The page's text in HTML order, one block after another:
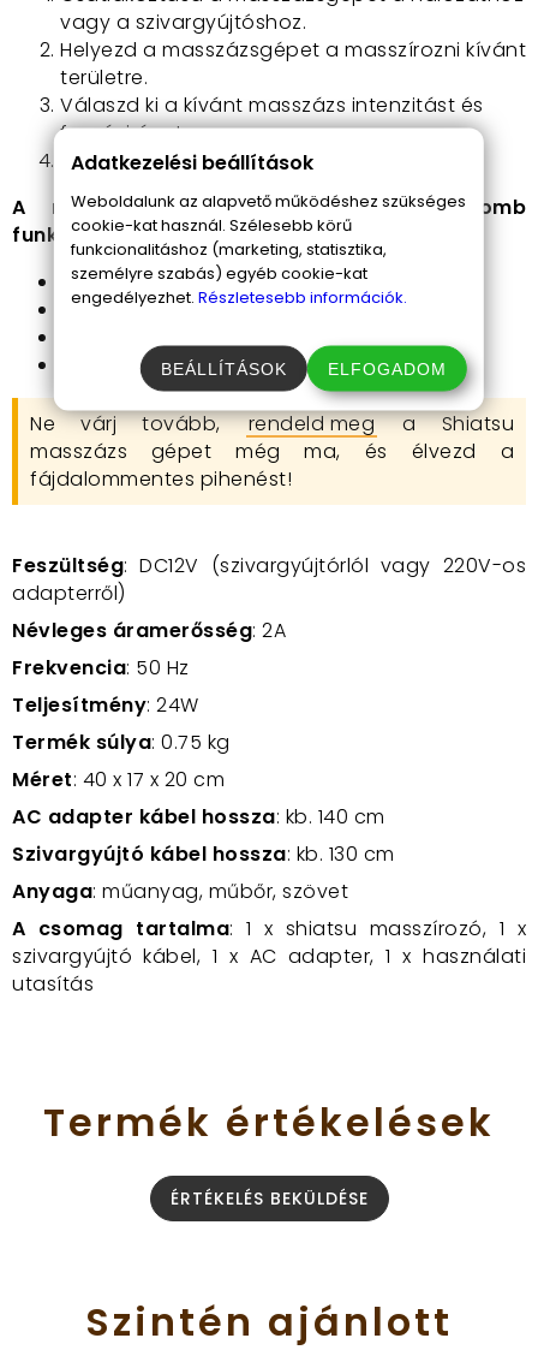
vagy a szivargyújtóshoz.
Helyezd a masszázsgépet a masszírozni kívánt
területre.
Válaszd ki a kívánt masszázs intenzitást és
forgásirányt.
Dőlj hátra, és élvezd a masszázst!
A masszírozó oldalán található 4 gomb
funkciója:
Masszírozógép be- és kikapcsolása
Masszázs sebességének megváltoztatása
Infra hőterápia be- és kikapcsolása
Ne várj tovább,rendeld mega Shiatsu
masszázs gépet még ma, és élvezd a
fájdalommentes pihenést!
Feszültség: DC12V (szivargyújtórlól vagy 220V-os
adapterről)
Névleges áramerősség: 2A
Frekvencia: 50 Hz
Teljesítmény: 24W
Termék súlya: 0.75 kg
Méret: 40 x 17 x 20 cm
AC adapter kábel hossza: kb. 140 cm
Szivargyújtó kábel hossza: kb. 130 cm
Anyaga: műanyag, műbőr, szövet
A csomag tartalma: 1 x shiatsu masszírozó, 1 x
szivargyújtó kábel, 1 x AC adapter, 1 x használati
utasítás
Termék értékelések
ÉRTÉKELÉS BEKÜLDÉSE
Szintén ajánlott
Adatkezelési beállítások
Weboldalunk az alapvető működéshez szükséges
cookie-kat használ. Szélesebb körű
funkcionalitáshoz (marketing, statisztika,
személyre szabás) egyéb cookie-kat
engedélyezhet. Részletesebb információk.
BEÁLLÍTÁSOK ELFOGADOM